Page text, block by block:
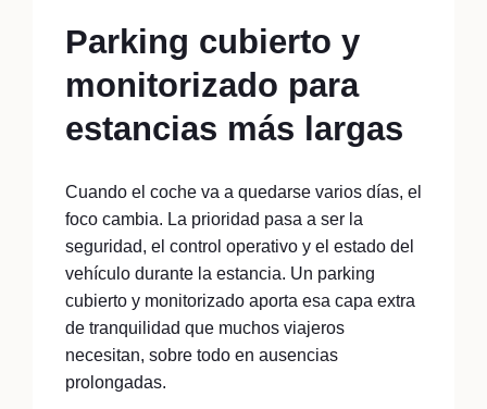
Parking cubierto y
monitorizado para
estancias más largas
Cuando el coche va a quedarse varios días, el
foco cambia. La prioridad pasa a ser la
seguridad, el control operativo y el estado del
vehículo durante la estancia. Un parking
cubierto y monitorizado aporta esa capa extra
de tranquilidad que muchos viajeros
necesitan, sobre todo en ausencias
prolongadas.